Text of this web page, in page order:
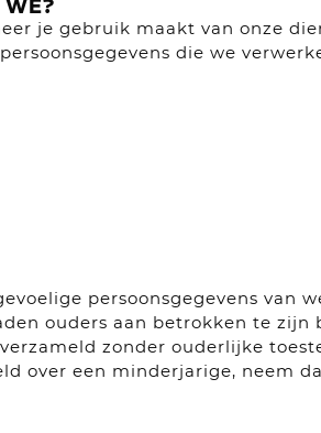
WE?
je gebruik maakt van onze
die we
persoonsgegevens van
ouders aan betrokken te
zonder ouderlijke
over een minderjarige, neem